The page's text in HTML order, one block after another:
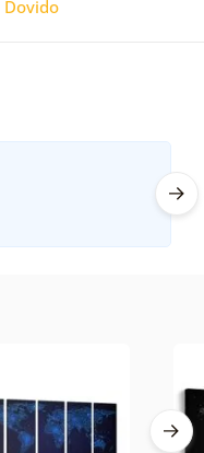
Dovido